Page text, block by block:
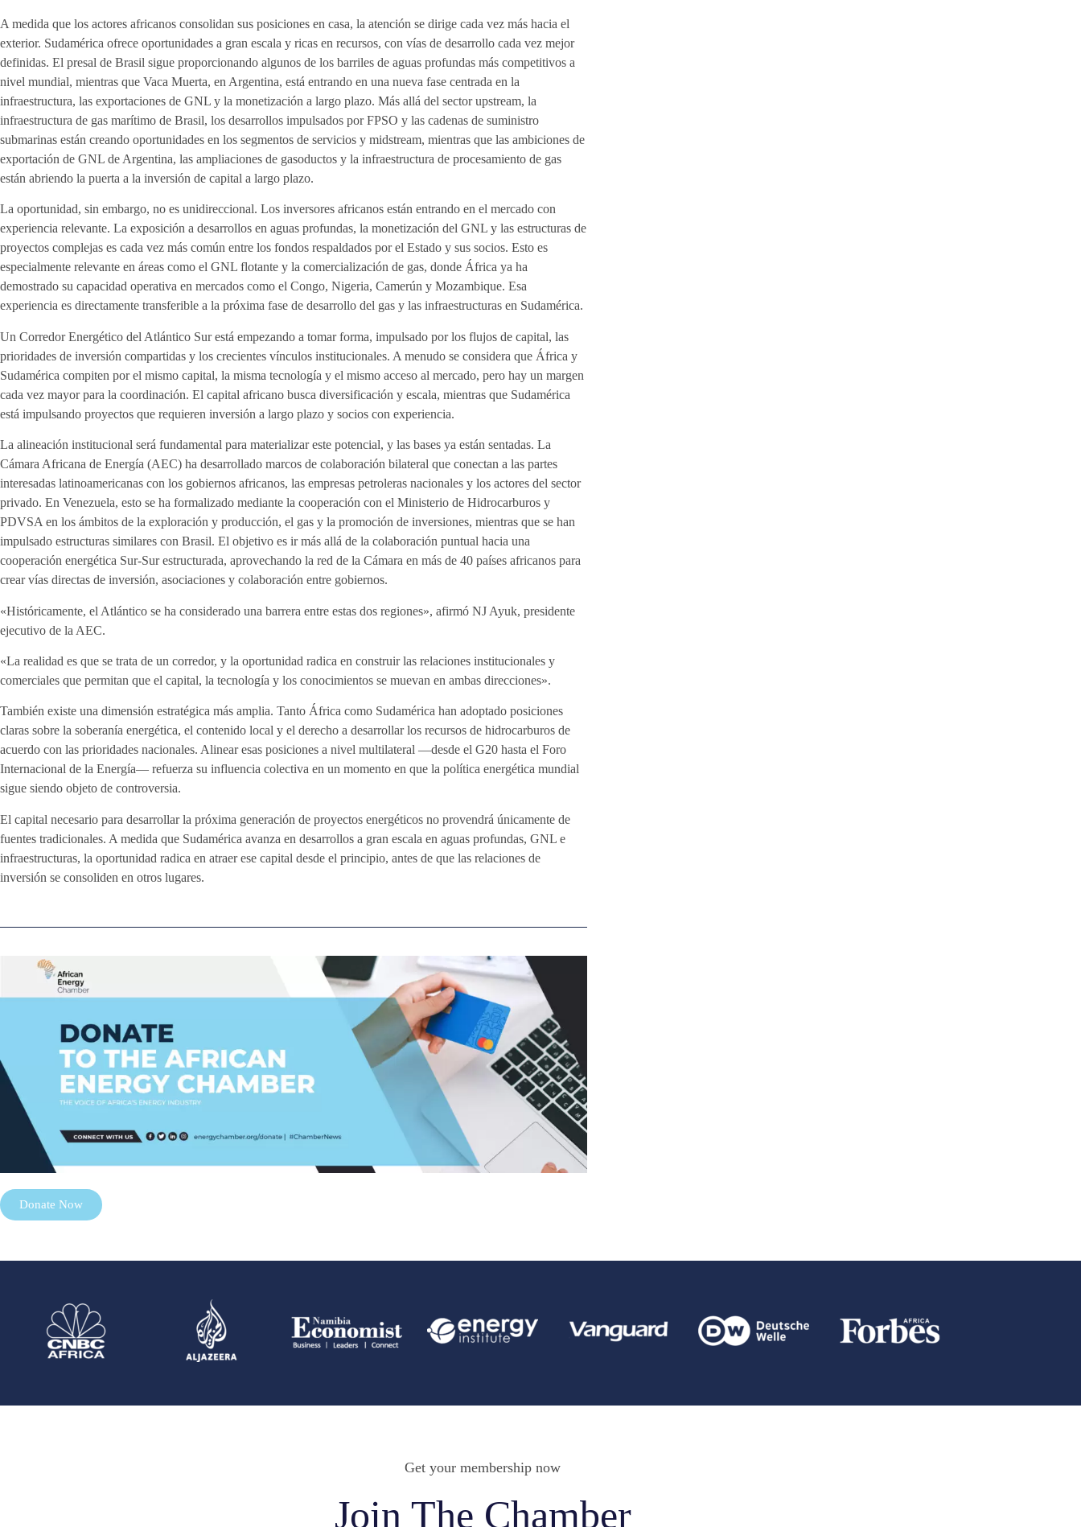
A medida que los actores africanos consolidan sus posiciones en casa, la atención se dirige cada vez más hacia el
exterior. Sudamérica ofrece oportunidades a gran escala y ricas en recursos, con vías de desarrollo cada vez mejor
definidas. El presal de Brasil sigue proporcionando algunos de los barriles de aguas profundas más competitivos a
nivel mundial, mientras que Vaca Muerta, en Argentina, está entrando en una nueva fase centrada en la
infraestructura, las exportaciones de GNL y la monetización a largo plazo. Más allá del sector upstream, la
infraestructura de gas marítimo de Brasil, los desarrollos impulsados por FPSO y las cadenas de suministro
submarinas están creando oportunidades en los segmentos de servicios y midstream, mientras que las ambiciones de
exportación de GNL de Argentina, las ampliaciones de gasoductos y la infraestructura de procesamiento de gas
están abriendo la puerta a la inversión de capital a largo plazo.
La oportunidad, sin embargo, no es unidireccional. Los inversores africanos están entrando en el mercado con
experiencia relevante. La exposición a desarrollos en aguas profundas, la monetización del GNL y las estructuras de
proyectos complejas es cada vez más común entre los fondos respaldados por el Estado y sus socios. Esto es
especialmente relevante en áreas como el GNL flotante y la comercialización de gas, donde África ya ha
demostrado su capacidad operativa en mercados como el Congo, Nigeria, Camerún y Mozambique. Esa
experiencia es directamente transferible a la próxima fase de desarrollo del gas y las infraestructuras en Sudamérica.
Un Corredor Energético del Atlántico Sur está empezando a tomar forma, impulsado por los flujos de capital, las
prioridades de inversión compartidas y los crecientes vínculos institucionales. A menudo se considera que África y
Sudamérica compiten por el mismo capital, la misma tecnología y el mismo acceso al mercado, pero hay un margen
cada vez mayor para la coordinación. El capital africano busca diversificación y escala, mientras que Sudamérica
está impulsando proyectos que requieren inversión a largo plazo y socios con experiencia.
La alineación institucional será fundamental para materializar este potencial, y las bases ya están sentadas. La
Cámara Africana de Energía (AEC) ha desarrollado marcos de colaboración bilateral que conectan a las partes
interesadas latinoamericanas con los gobiernos africanos, las empresas petroleras nacionales y los actores del sector
privado. En Venezuela, esto se ha formalizado mediante la cooperación con el Ministerio de Hidrocarburos y
PDVSA en los ámbitos de la exploración y producción, el gas y la promoción de inversiones, mientras que se han
impulsado estructuras similares con Brasil. El objetivo es ir más allá de la colaboración puntual hacia una
cooperación energética Sur-Sur estructurada, aprovechando la red de la Cámara en más de 40 países africanos para
crear vías directas de inversión, asociaciones y colaboración entre gobiernos.
«Históricamente, el Atlántico se ha considerado una barrera entre estas dos regiones», afirmó NJ Ayuk, presidente
ejecutivo de la AEC.
«La realidad es que se trata de un corredor, y la oportunidad radica en construir las relaciones institucionales y
comerciales que permitan que el capital, la tecnología y los conocimientos se muevan en ambas direcciones».
También existe una dimensión estratégica más amplia. Tanto África como Sudamérica han adoptado posiciones
claras sobre la soberanía energética, el contenido local y el derecho a desarrollar los recursos de hidrocarburos de
acuerdo con las prioridades nacionales. Alinear esas posiciones a nivel multilateral —desde el G20 hasta el Foro
Internacional de la Energía— refuerza su influencia colectiva en un momento en que la política energética mundial
sigue siendo objeto de controversia.
El capital necesario para desarrollar la próxima generación de proyectos energéticos no provendrá únicamente de
fuentes tradicionales. A medida que Sudamérica avanza en desarrollos a gran escala en aguas profundas, GNL e
infraestructuras, la oportunidad radica en atraer ese capital desde el principio, antes de que las relaciones de
inversión se consoliden en otros lugares.
Donate Now
Get your membership now
Join The Chamber